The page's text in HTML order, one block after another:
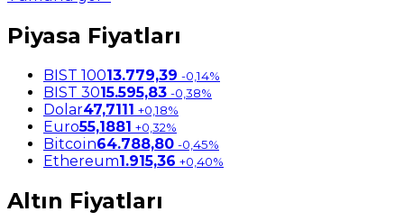
Piyasa Fiyatları
BIST 10013.779,39 -0,14%
BIST 3015.595,83 -0,38%
Dolar47,7111 +0,18%
Euro55,1881 +0,32%
Bitcoin64.788,80 -0,45%
Ethereum1.915,36 +0,40%
Altın Fiyatları